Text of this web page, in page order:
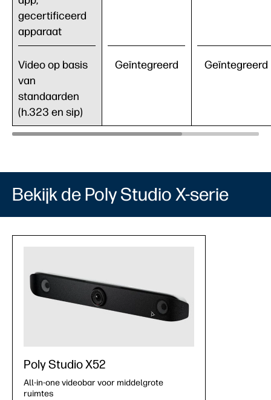
gecertificeerd
apparaat
Video op basis
van
standaarden
(h.323 en sip)
Geïntegreerd Geïntegreerd
Bekijk de Poly Studio X-serie
Poly Studio X52
All-in-one videobar voor middelgrote
ruimtes